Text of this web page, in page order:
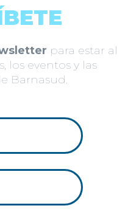
para estar al
los eventos y las
Barnasud.